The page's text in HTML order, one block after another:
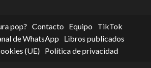
pop? Contacto Equipo
TikTok
de WhatsApp
Libros publicados
(UE)
Política de privacidad